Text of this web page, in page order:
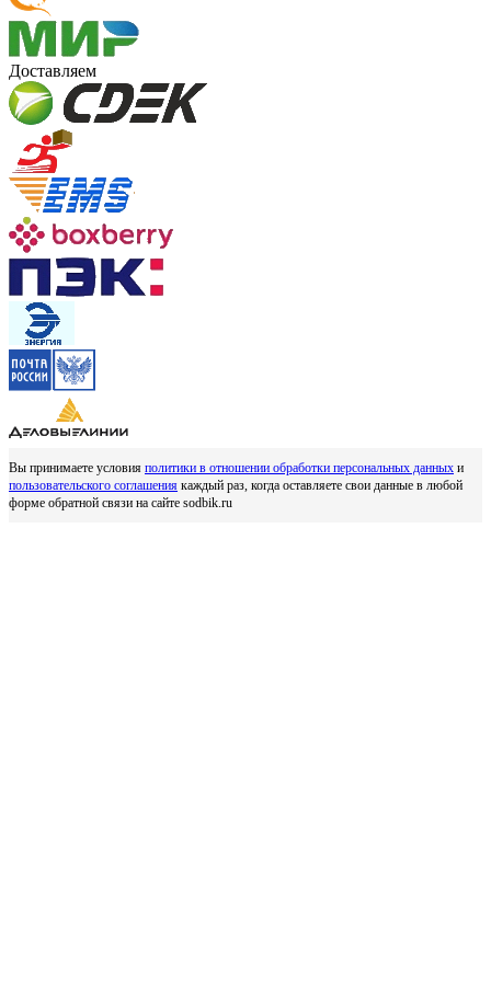
Доставляем
Вы принимаете условия политики в отношении обработки персональных данных и
пользовательского соглашения каждый раз, когда оставляете свои данные в любой
форме обратной связи на сайте sodbik.ru